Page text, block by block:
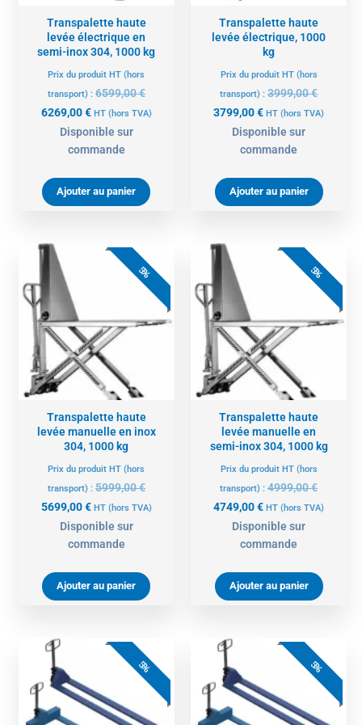
Transpalette haute
levée électrique en
semi-inox 304, 1000 kg
Prix du produit HT (hors
transport) : 6599,00€
6269,00€ HT (hors TVA)
Disponible sur
commande
Ajouter au panier
Transpalette haute
levée électrique, 1000
kg
Prix du produit HT (hors
transport) :3999,00€
3799,00€ HT (hors TVA)
Disponible sur
commande
Ajouter au panier
5%
Transpalette haute
levée manuelle en inox
304, 1000 kg
Prix du produit HT (hors
transport) : 5999,00€
prix
initial
était :
5999,00 €.
5699,00€
5699,00 €.
HT (hors TVA)
Disponible sur
commande
Ajouter au panier
5%
Transpalette haute
levée manuelle en
semi-inox 304, 1000 kg
Prix du produit HT (hors
transport) :4999,00€
prix
initial
était :
4999,00
4749,00€
4749,00 €.
HT (hors TVA)
Disponible sur
commande
Ajouter au panier
5%
prix
initial
était :
699,00 €.
est :
664,00 €.
5%
prix
initial
était :
799,00 €.
est :
759,00 €.